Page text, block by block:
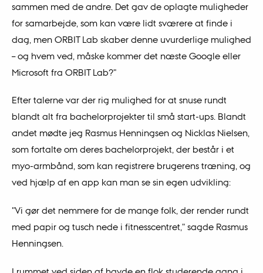
sammen med de andre. Det gav de oplagte muligheder
for samarbejde, som kan være lidt sværere at finde i
dag, men ORBIT Lab skaber denne uvurderlige mulighed
– og hvem ved, måske kommer det næste Google eller
Microsoft fra ORBIT Lab?"
Efter talerne var der rig mulighed for at snuse rundt
blandt alt fra bachelorprojekter til små start-ups. Blandt
andet mødte jeg Rasmus Henningsen og Nicklas Nielsen,
som fortalte om deres bachelorprojekt, der består i et
myo-armbånd, som kan registrere brugerens træning, og
ved hjælp af en app kan man se sin egen udvikling:
"Vi gør det nemmere for de mange folk, der render rundt
med papir og tusch nede i fitnesscentret," sagde Rasmus
Henningsen.